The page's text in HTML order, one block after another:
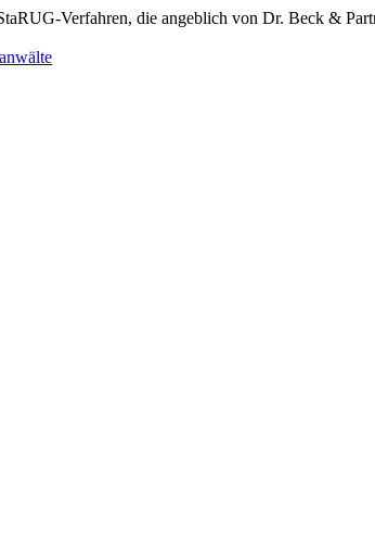
Verfahren, die angeblich von Dr. Beck &